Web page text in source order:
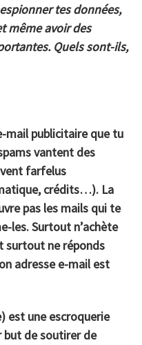
tes données,
même avoir des
Quels sont-ils,
mail publicitaire que tu
vantent des
farfelus
crédits…). La
pas les mails qui te
les. Surtout n’achète
surtout ne réponds
adresse e-mail est
est une escroquerie
but de soutirer de